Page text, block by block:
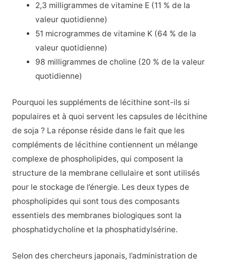
2,3 milligrammes de vitamine E (11 % de la
valeur quotidienne)
51 microgrammes de vitamine K (64 % de la
valeur quotidienne)
98 milligrammes de choline (20 % de la valeur
quotidienne)
Pourquoi les suppléments de lécithine sont-ils si
populaires et à quoi servent les capsules de lécithine
de soja ? La réponse réside dans le fait que les
compléments de lécithine contiennent un mélange
complexe de phospholipides, qui composent la
structure de la membrane cellulaire et sont utilisés
pour le stockage de l’énergie. Les deux types de
phospholipides qui sont tous des composants
essentiels des membranes biologiques sont la
phosphatidycholine et la phosphatidylsérine.
Selon des chercheurs japonais, l’administration de